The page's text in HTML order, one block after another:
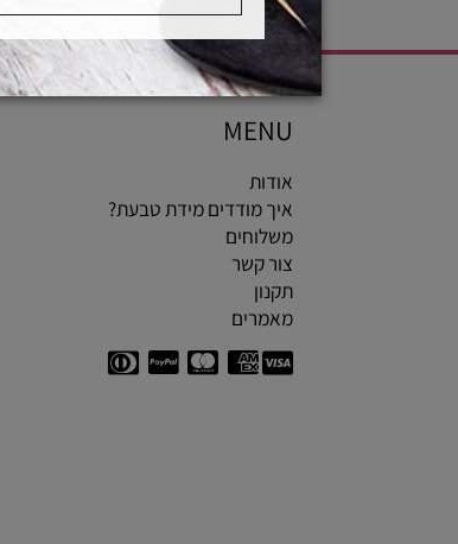
MENU
איך מודדים מידת טבעת?
משלוחים
צור קשר
מאמרים